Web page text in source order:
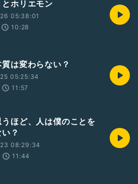
ホリエモン
05:38:01
10:28
は変わらない？
05:25:34
11:57
うほど、人は僕のことを
？
08:29:34
11:44